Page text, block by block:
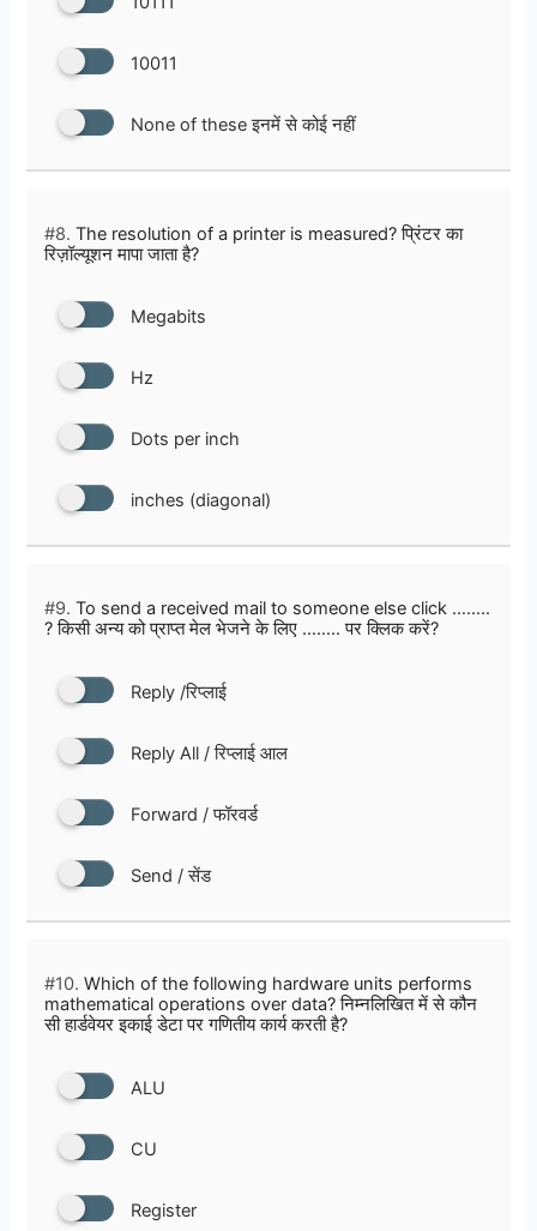
10011
None of these इनमें से कोई नहीं
#8. The resolution of a printer is measured? प्रिंटर का
रिज़ॉल्यूशन मापा जाता है?
Megabits
Hz
Dots per inch
inches (diagonal)
#9. To send a received mail to someone else click ……..
? किसी अन्य को प्राप्त मेल भेजने के लिए …….. पर क्लिक करें?
Reply /रिप्लाई
Reply All / रिप्लाई आल
Forward / फॉरवर्ड
Send / सेंड
#10. Which of the following hardware units performs
mathematical operations over data? निम्नलिखित में से कौन
सी हार्डवेयर इकाई डेटा पर गणितीय कार्य करती है?
ALU
CU
Register